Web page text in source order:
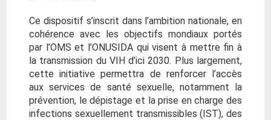
Ce dispositif s’inscrit dans l’ambition nationale, en
cohérence avec les objectifs mondiaux portés
par l’OMS et l’ONUSIDA qui visent à mettre fin à
la transmission du VIH d’ici 2030. Plus largement,
cette initiative permettra de renforcer l’accès
aux services de santé sexuelle, notamment la
prévention, le dépistage et la prise en charge des
infections sexuellement transmissibles (IST), des